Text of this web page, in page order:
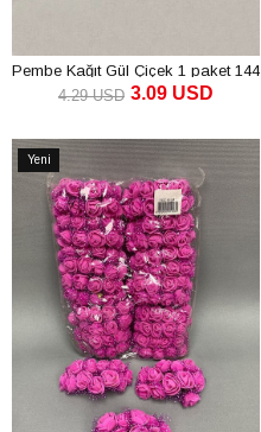
Pembe Kağıt Gül Çiçek 1 paket 144
lü
3.09 USD
4.29 USD
Yeni
Ürün